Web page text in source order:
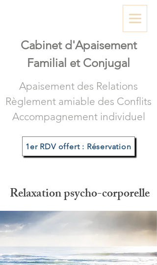
Cabinet d'Apaisement
Familial et Conjugal
Apaisement des Relations
Règlement amiable des Conflits
Accompagnement individuel
1er RDV offert : Réservation
Relaxation psycho-corporelle